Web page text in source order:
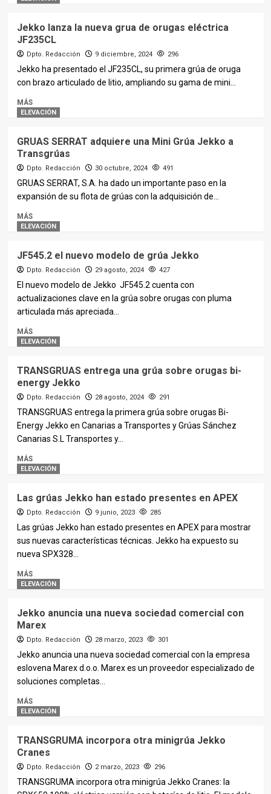
Jekko lanza la nueva grua de orugas eléctrica
JF235CL
Dpto. Redacción 9 diciembre, 2024 296
Jekko ha presentado el JF235CL, su primera grúa de oruga
con brazo articulado de litio, ampliando su gama de mini...
MÁS
ELEVACIÓN
GRUAS SERRAT adquiere una Mini Grúa Jekko a
Transgrúas
Dpto. Redacción 30 octubre, 2024 491
GRUAS SERRAT, S.A. ha dado un importante paso en la
expansión de su flota de grúas con la adquisición de...
MÁS
ELEVACIÓN
JF545.2 el nuevo modelo de grúa Jekko
Dpto. Redacción 29 agosto, 2024 427
El nuevo modelo de Jekko JF545.2 cuenta con
actualizaciones clave en la grúa sobre orugas con pluma
articulada más apreciada...
MÁS
ELEVACIÓN
TRANSGRUAS entrega una grúa sobre orugas bi-
energy Jekko
Dpto. Redacción 28 agosto, 2024 291
TRANSGRUAS entrega la primera grúa sobre orugas Bi-
Energy Jekko en Canarias a Transportes y Grúas Sánchez
Canarias S.L Transportes y...
MÁS
ELEVACIÓN
Las grúas Jekko han estado presentes en APEX
Dpto. Redacción 9 junio, 2023 285
Las grúas Jekko han estado presentes en APEX para mostrar
sus nuevas características técnicas. Jekko ha expuesto su
nueva SPX328...
MÁS
ELEVACIÓN
Jekko anuncia una nueva sociedad comercial con
Marex
Dpto. Redacción 28 marzo, 2023 301
Jekko anuncia una nueva sociedad comercial con la empresa
eslovena Marex d.o.o. Marex es un proveedor especializado de
soluciones completas...
MÁS
ELEVACIÓN
TRANSGRUMA incorpora otra minigrúa Jekko
Cranes
Dpto. Redacción 2 marzo, 2023 296
TRANSGRUMA incorpora otra minigrúa Jekko Cranes: la